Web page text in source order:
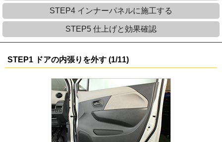
STEP4 インナーパネルに施工する
STEP5 仕上げと効果確認
STEP1 ドアの内張りを外す (1/11)